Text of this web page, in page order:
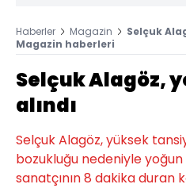
Haberler Magazin
Selçuk
Magazin haberleri
Selçuk Alagöz,
alındı
Selçuk Alagöz, yüksek
bozukluğu nedeniyle yoğun
sanatçının 8 dakika duran